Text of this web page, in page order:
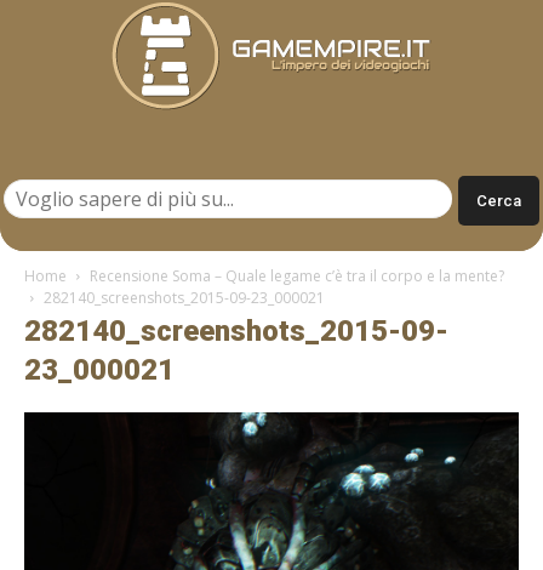
Home
Recensione Soma – Quale legame c’è tra il corpo e la mente?
282140_screenshots_2015-09-23_000021
282140_screenshots_2015-09-
23_000021